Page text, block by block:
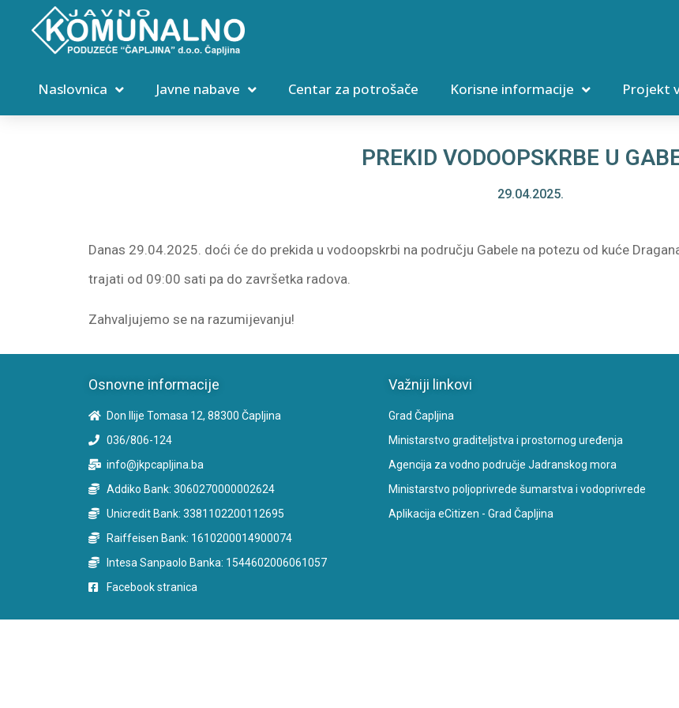
Naslovnica Javne nabave Centar za potrošače Korisne informacije Projekt
PREKID VODOOPSKRBE U
29.04.2025.
Danas 29.04.2025. doći će do prekida u vodoopskrbi na području Gabele na potezu od kuće
trajati od 09:00 sati pa do završetka radova.
Zahvaljujemo se na razumijevanju!
Osnovne informacije
Don Ilije Tomasa 12, 88300 Čapljina
036/806-124
info@jkpcapljina.ba
Addiko Bank: 3060270000002624
Unicredit Bank: 3381102200112695
Raiffeisen Bank: 1610200014900074
Intesa Sanpaolo Banka: 1544602006061057
Facebook stranica
Važniji linkovi
Grad Čapljina
Ministarstvo graditeljstva i prostornog uređenja
Agencija za vodno područje Jadranskog mora
Ministarstvo poljoprivrede šumarstva i vodoprivrede
Aplikacija eCitizen - Grad Čapljina